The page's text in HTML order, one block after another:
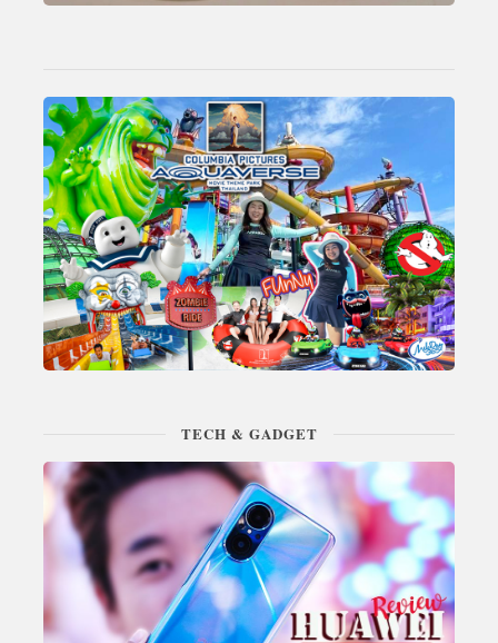
TECH & GADGET